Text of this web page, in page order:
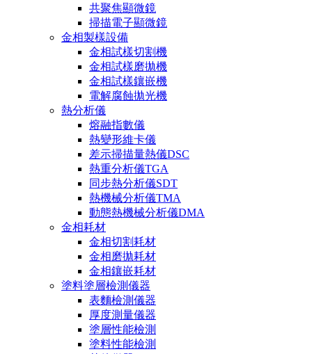
共聚焦顯微鏡
掃描電子顯微鏡
金相製樣設備
金相試樣切割機
金相試樣磨拋機
金相試樣鑲嵌機
電解腐蝕拋光機
熱分析儀
熔融指數儀
熱變形維卡儀
差示掃描量熱儀DSC
熱重分析儀TGA
同步熱分析儀SDT
熱機械分析儀TMA
動態熱機械分析儀DMA
金相耗材
金相切割耗材
金相磨拋耗材
金相鑲嵌耗材
塗料塗層檢測儀器
表麵檢測儀器
厚度測量儀器
塗層性能檢測
塗料性能檢測